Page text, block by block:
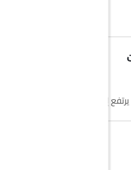
تشغيل منخفضة.